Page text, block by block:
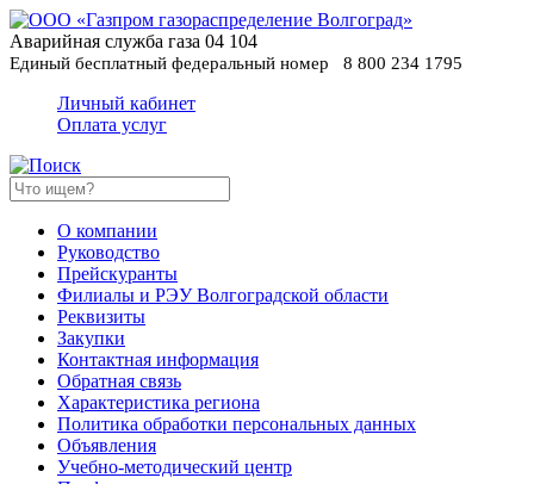
Аварийная служба газа 04 104
Единый бесплатный федеральный номер
8 800 234 1795
Личный кабинет
Оплата услуг
О компании
Руководство
Прейскуранты
Филиалы и РЭУ Волгоградской области
Реквизиты
Закупки
Контактная информация
Обратная связь
Характеристика региона
Политика обработки персональных данных
Oбъявления
Учебно-методический центр